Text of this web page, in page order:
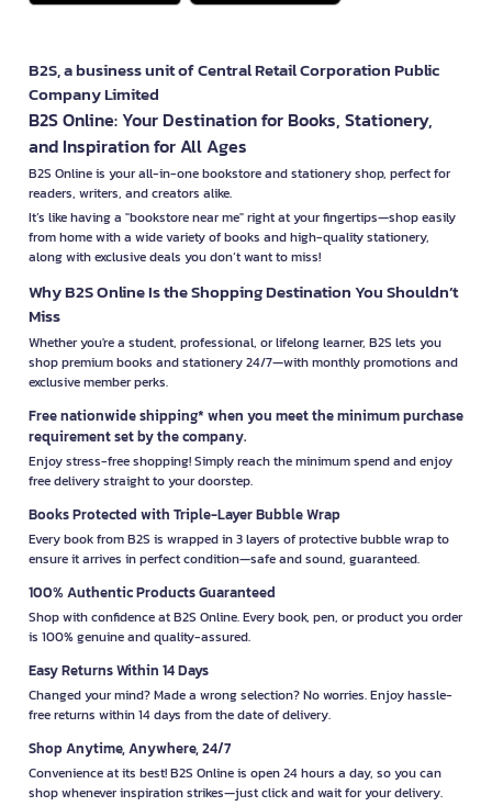
B2S, a business unit of Central Retail Corporation Public
Company Limited
B2S Online: Your Destination for Books, Stationery,
and Inspiration for All Ages
B2S Online is your all-in-one bookstore and stationery shop, perfect for
readers, writers, and creators alike.
It’s like having a "bookstore near me" right at your fingertips—shop easily
from home with a wide variety of books and high-quality stationery,
along with exclusive deals you don’t want to miss!
Why B2S Online Is the Shopping Destination You Shouldn’t
Miss
Whether you're a student, professional, or lifelong learner, B2S lets you
shop premium books and stationery 24/7—with monthly promotions and
exclusive member perks.
Free nationwide shipping* when you meet the minimum purchase
requirement set by the company.
Enjoy stress-free shopping! Simply reach the minimum spend and enjoy
free delivery straight to your doorstep.
Books Protected with Triple-Layer Bubble Wrap
Every book from B2S is wrapped in 3 layers of protective bubble wrap to
ensure it arrives in perfect condition—safe and sound, guaranteed.
100% Authentic Products Guaranteed
Shop with confidence at B2S Online. Every book, pen, or product you order
is 100% genuine and quality-assured.
Easy Returns Within 14 Days
Changed your mind? Made a wrong selection? No worries. Enjoy hassle-
free returns within 14 days from the date of delivery.
Shop Anytime, Anywhere, 24/7
Convenience at its best! B2S Online is open 24 hours a day, so you can
shop whenever inspiration strikes—just click and wait for your delivery.